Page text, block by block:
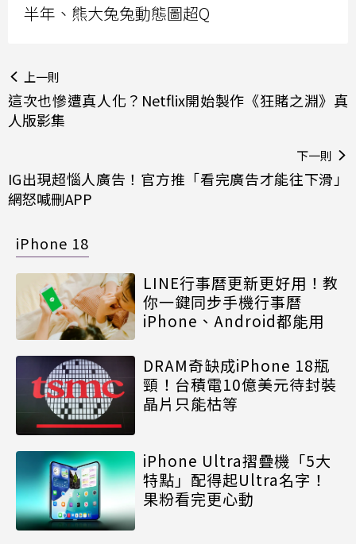
半年、熊大兔兔動態圖超Q
上一則
這次也慘遭真人化？Netflix開始製作《狂賭之淵》真
人版影集
下一則
IG出現超惱人廣告！官方推「看完廣告才能往下滑」
網怒喊刪APP
iPhone 18
LINE行事曆更新更好用！教
你一鍵同步手機行事曆
iPhone、Android都能用
DRAM奇缺成iPhone 18瓶
頸！台積電10億美元待封裝
晶片只能枯等
iPhone Ultra摺疊機「5大
特點」配得起Ultra名字！
果粉看完更心動